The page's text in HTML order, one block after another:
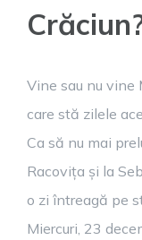
Vine sau nu vine
care stă zilele
Ca să nu mai
Racovița și la
o zi întreagă pe
Miercuri, 23